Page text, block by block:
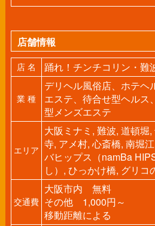
店舗情報
店 名 踊れ！チンチコリン・難
業 種
デリヘル風俗店、ホテヘ
エステ、待合せ型ヘルス
型メンズエステ
エリア
大阪ミナミ, 難波, 道頓堀
寺, アメ村, 心斎橋, 南堀
バヒップス（namBa
し）, ひっかけ橋, グリコ
交通費
大阪市内 無料
その他 1,000円～
移動距離による